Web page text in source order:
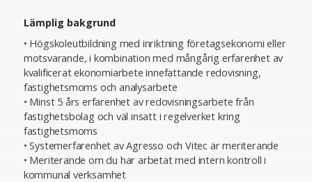
Lämplig bakgrund
• Högskoleutbildning med inriktning företagsekonomi eller
motsvarande, i kombination med mångårig erfarenhet av
kvalificerat ekonomiarbete innefattande redovisning,
fastighetsmoms och analysarbete
• Minst 5 års erfarenhet av redovisningsarbete från
fastighetsbolag och väl insatt i regelverket kring
fastighetsmoms
• Systemerfarenhet av Agresso och Vitec är meriterande
• Meriterande om du har arbetat med intern kontroll i
kommunal verksamhet